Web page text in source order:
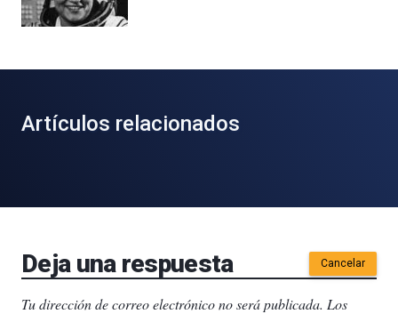
Artículos relacionados
Deja una respuesta Cancelar
Tu dirección de correo electrónico no será publicada. Los